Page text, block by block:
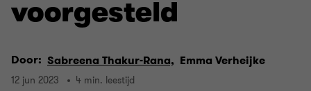
voorgesteld
Door: Sabreena Thakur-Rana, Emma Verheijke
12 jun 2023 4 min. leestijd